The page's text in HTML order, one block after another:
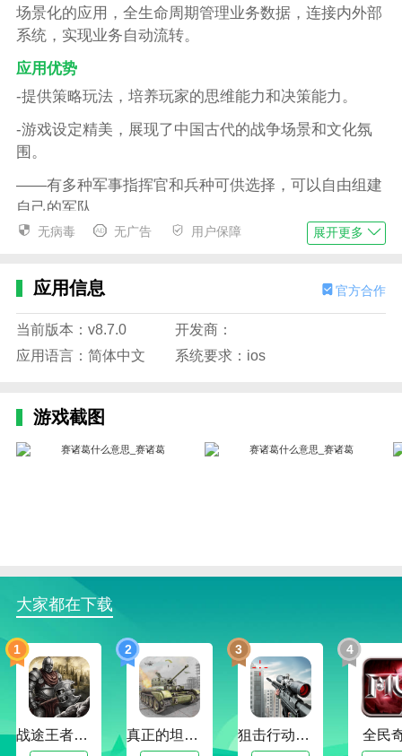
场景化的应用，全生命周期管理业务数据，连接内外部
系统，实现业务自动流转。
应用优势
-提供策略玩法，培养玩家的思维能力和决策能力。
-游戏设定精美，展现了中国古代的战争场景和文化氛
围。
——有多种军事指挥官和兵种可供选择，可以自由组建
自己的军队。
-支持多人在线对战模式，与朋友一起享受游戏。
慧战斗。
应用特征
1.可以查看用户的基本工作内容，支持在线签到，完成
2、软件屏幕干净整洁，内容容易查找，操作方便，简
务、审批、人事、培训等管理运营工具和技术服务。
这款软件是一款融合了策略、竞技、卡牌等元素的手机
游戏。玩家作为三国时代的著名玩家之一，扮演着一个
亮眼的角色。在游戏中，通过排兵布阵，制定策略来取
得最后的胜利。游戏采用精致的画面和音效，让玩家仿
佛置身于三国战场。游戏拥有丰富的关卡设计和挑战模
无病毒 无广告 用户保障 展开更多
应用信息 官方合作
当前版本：v8.7.0
开发商：
应用语言：简体中文
系统要求：ios
游戏截图
大家都在下载
1
战途王者最新版
2
真正的坦克大战
3
狙击行动代号猎鹰
4
全民